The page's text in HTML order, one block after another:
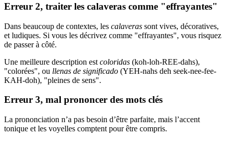
Erreur 2, traiter les calaveras comme "effrayantes"
Dans beaucoup de contextes, les calaveras sont vives, décoratives,
et ludiques. Si vous les décrivez comme "effrayantes", vous risquez
de passer à côté.
Une meilleure description est coloridas (koh-loh-REE-dahs),
"colorées", ou llenas de significado (YEH-nahs deh seek-nee-fee-
KAH-doh), "pleines de sens".
Erreur 3, mal prononcer des mots clés
La prononciation n’a pas besoin d’être parfaite, mais l’accent
tonique et les voyelles comptent pour être compris.